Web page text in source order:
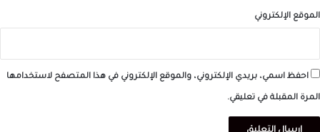
الموقع الإلكتروني
احفظ اسمي، بريدي الإلكتروني، والموقع الإلكتروني في هذا المتصفح لاستخدامها
المرة المقبلة في تعليقي.